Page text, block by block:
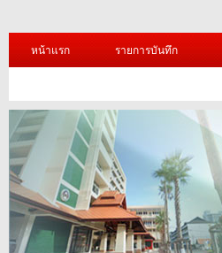
หน้าแรก รายการบันทึก